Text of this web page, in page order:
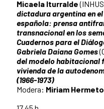
Micaela Iturralde
dictadura argentina en
española: prensa
transnacional en los
Cuadernos para el
Gabriela Daiana Gomes
del modelo habitacional
vivienda de la
(1966-1973)
Modera: Miriam Hermeto